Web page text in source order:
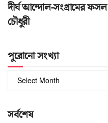
দীর্ঘ আন্দোল-সংগ্রামের
চৌধুরী
পুরোনো সংখ্যা
পুরোনো
সংখ্যা
সর্বশেষ